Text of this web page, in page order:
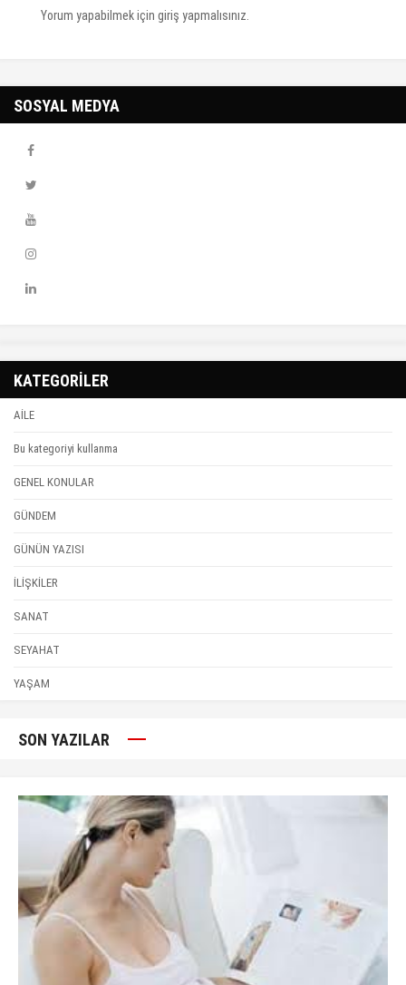
Yorum yapabilmek için giriş yapmalısınız
SOSYAL MEDYA
KATEGORİLER
AİLE
Bu kategoriyi kullanma
GENEL KONULAR
GÜNDEM
GÜNÜN YAZISI
İLİŞKİLER
SANAT
SEYAHAT
YAŞAM
SON YAZILAR